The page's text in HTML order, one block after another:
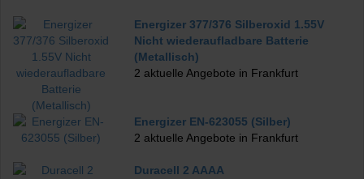
Energizer 377/376 Silberoxid 1.55V
Nicht wiederaufladbare Batterie
(Metallisch)
2 aktuelle Angebote in Frankfurt
Energizer EN-623055 (Silber)
2 aktuelle Angebote in Frankfurt
Duracell 2 AAAA